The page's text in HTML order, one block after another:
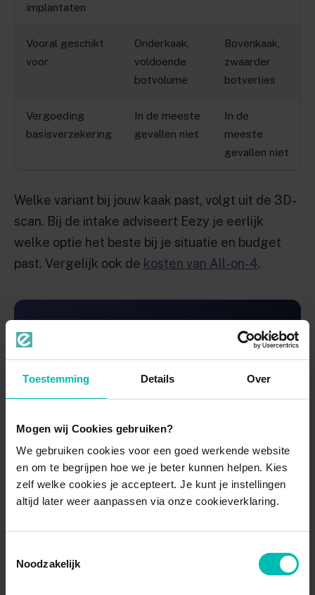
Toestemming Details Over
Mogen wij Cookies gebruiken?
We gebruiken cookies voor een goed werkende website
en om te begrijpen hoe we je beter kunnen helpen. Kies
zelf welke cookies je accepteert. Je kunt je instellingen
altijd later weer aanpassen via onze cookieverklaring.
Noodzakelijk
implantaten
Vooral geschikt
voor
Onderkaak,
voldoende
botvolume
Bovenkaak,
zwaarder
botverlies
Vergoeding
basisverzekering
In de meeste
gevallen niet
In de
meeste
gevallen niet
Welke variant bij jouw kaak past, volgt uit de 3D-
scan. Bij de intake adviseert Eezy je eerlijk
welke optie het beste bij je situatie en budget
past. Vergelijk ook de kosten van All-on-4.
Benieuwd of All-on-4 of All-on-6 bij jouw
Wat beïnvloedt de prijs van All-on-
6?
duurste deel van het traject.